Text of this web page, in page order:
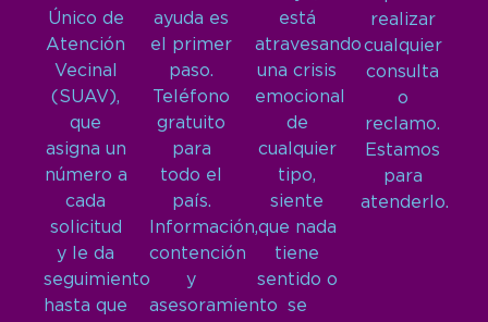
Único de
Atención
Vecinal
(SUAV),
que
asigna un
número a
cada
solicitud
y le da
seguimiento
hasta que
ayuda es
el primer
paso.
Teléfono
gratuito
para
todo el
país.
Información,
contención
y
asesoramiento
está
atravesando
una crisis
emocional
de
cualquier
tipo,
siente
que nada
tiene
sentido o
se
realizar
cualquier
consulta
o
reclamo.
Estamos
para
atenderlo.